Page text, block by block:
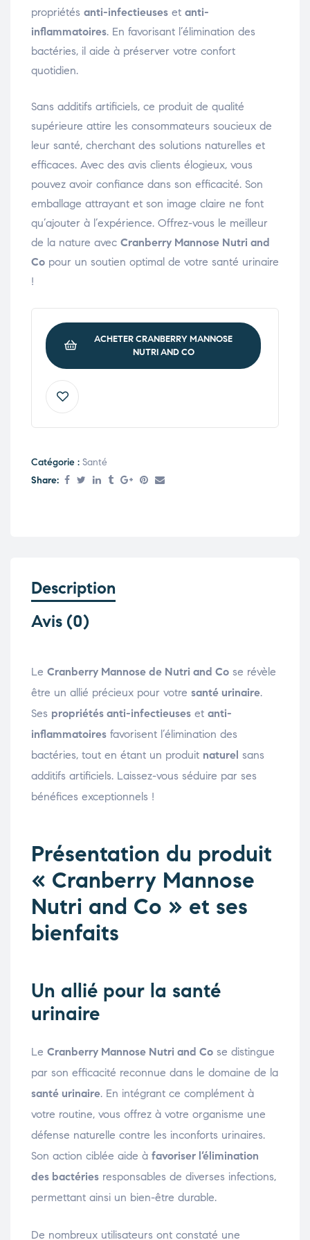
propriétés anti-infectieuses et anti-
inflammatoires. En favorisant l’élimination des
bactéries, il aide à préserver votre confort
quotidien.
Sans additifs artificiels, ce produit de qualité
supérieure attire les consommateurs soucieux de
leur santé, cherchant des solutions naturelles et
efficaces. Avec des avis clients élogieux, vous
pouvez avoir confiance dans son efficacité. Son
emballage attrayant et son image claire ne font
qu’ajouter à l’expérience. Offrez-vous le meilleur
de la nature avec Cranberry Mannose Nutri and
Co pour un soutien optimal de votre santé urinaire
!
ACHETER CRANBERRY MANNOSE
NUTRI AND CO
Catégorie : Santé
Share:
Description
Avis (0)
Le Cranberry Mannose de Nutri and Co se révèle
être un allié précieux pour votre santé urinaire.
Ses propriétés anti-infectieuses et anti-
inflammatoires favorisent l’élimination des
bactéries, tout en étant un produit naturel sans
additifs artificiels. Laissez-vous séduire par ses
bénéfices exceptionnels !
Présentation du produit
« Cranberry Mannose
Nutri and Co » et ses
bienfaits
Un allié pour la santé
urinaire
Le Cranberry Mannose Nutri and Co se distingue
par son efficacité reconnue dans le domaine de la
santé urinaire. En intégrant ce complément à
votre routine, vous offrez à votre organisme une
défense naturelle contre les inconforts urinaires.
Son action ciblée aide à favoriser l’élimination
des bactéries responsables de diverses infections,
permettant ainsi un bien-être durable.
De nombreux utilisateurs ont constaté une